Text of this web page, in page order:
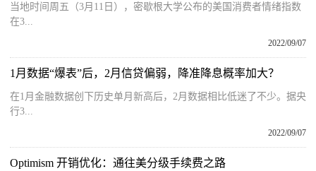
当地时间周五（3月11日），密歇根大学公布的美国消费者情绪指数
在3...
2022/09/07
1月数据“爆表”后，2月信贷偏弱，降准降息概率加大？
在1月金融数据创下历史单月新高后，2月数据相比低迷了不少。据央
行3...
2022/09/07
Optimism 开销优化：通往美分级手续费之路